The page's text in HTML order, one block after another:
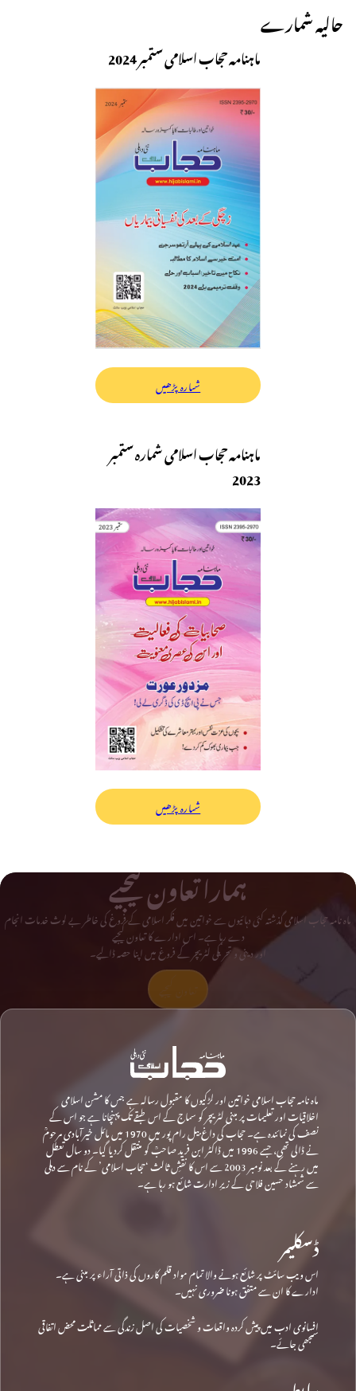
حالیہ شمارے
ماہنامہ حجاب اسلامی ستمبر 2024
شمارہ پڑھیں
ماہنامہ حجاب اسلامی شمارہ ستمبر
2023
شمارہ پڑھیں
ہمارا تعاون کیجیے
ماہ نامہ حجاب اسلامی گذشتہ کئی دہائیوں سے خواتین میں فکر اسلامی کے فروغ کی خاطر بے لوث خدمات انجام
دے رہا ہے۔ اس ادارے کا تعاون کیجیے
اور دینی و تحریکی لٹریچر کے فروغ میں اپنا حصہ ڈالیے۔
ماہ نامہ حجاب اسلامی خواتین اور لڑکیوں کا مقبول رسالہ ہے جس کا مشن اسلامی
اخلاقیات اور تعلیمات پر مبنی لٹریچر کو سماج کے اس طبقے تک پہنچانا ہے جو اس کے
نصف کی نمائندہ ہے۔ حجاب کی داغ بیل رام پور میں 1970 میں مائل خیرآبادی مرحومؒ
نے ڈالی تھی، جسے 1996 میں ڈاکٹر ابن فرید صاحبؒ کو منتقل کردیا گیا۔ دو سال تعطل
میں رہنے کے بعد نومبر 2003 سے اس کا نقشِ ثالث ‘حجاب اسلامی’ کے نام سے دہلی
سے شمشاد حسین فلاحی کے زیرِ ادارت شائع ہو رہا ہے۔
ڈسکلیمر
اس ویب سائٹ پر شائع ہونے والا تمام مواد قلم کاروں کی ذاتی آراء پر مبنی ہے۔
ادارے کا ان سے متفق ہونا ضروری نہیں۔
افسانوی ادب میں پیش کردہ واقعات و شخصیات کی اصل زندگی سے مماثلت محض اتفاقی
سمجھی جائے۔